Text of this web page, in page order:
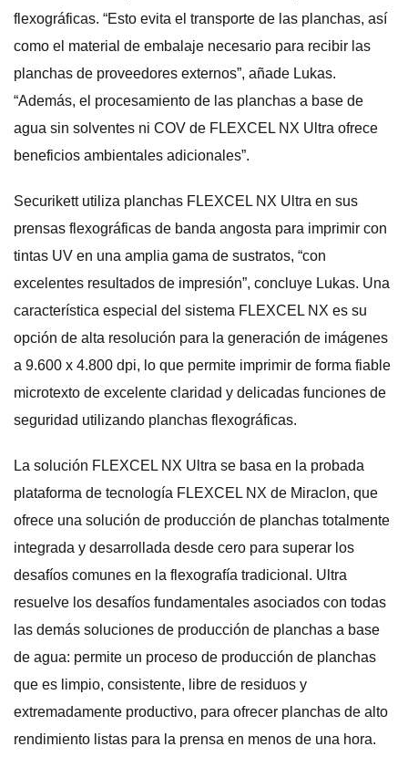
flexográficas. “Esto evita el transporte de las planchas, así
como el material de embalaje necesario para recibir las
planchas de proveedores externos”, añade Lukas.
“Además, el procesamiento de las planchas a base de
agua sin solventes ni COV de FLEXCEL NX Ultra ofrece
beneficios ambientales adicionales”.
Securikett utiliza planchas FLEXCEL NX Ultra en sus
prensas flexográficas de banda angosta para imprimir con
tintas UV en una amplia gama de sustratos, “con
excelentes resultados de impresión”, concluye Lukas. Una
característica especial del sistema FLEXCEL NX es su
opción de alta resolución para la generación de imágenes
a 9.600 x 4.800 dpi, lo que permite imprimir de forma fiable
microtexto de excelente claridad y delicadas funciones de
seguridad utilizando planchas flexográficas.
La solución FLEXCEL NX Ultra se basa en la probada
plataforma de tecnología FLEXCEL NX de Miraclon, que
ofrece una solución de producción de planchas totalmente
integrada y desarrollada desde cero para superar los
desafíos comunes en la flexografía tradicional. Ultra
resuelve los desafíos fundamentales asociados con todas
las demás soluciones de producción de planchas a base
de agua: permite un proceso de producción de planchas
que es limpio, consistente, libre de residuos y
extremadamente productivo, para ofrecer planchas de alto
rendimiento listas para la prensa en menos de una hora.